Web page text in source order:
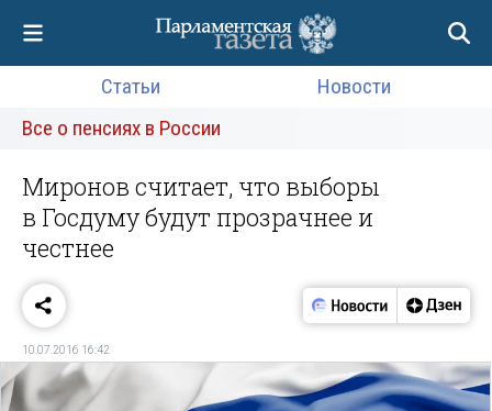
Статьи
Новости
Все о пенсиях в России
Миронов считает, что выборы
в Госдуму будут прозрачнее и
честнее
10.07.2016 16:42